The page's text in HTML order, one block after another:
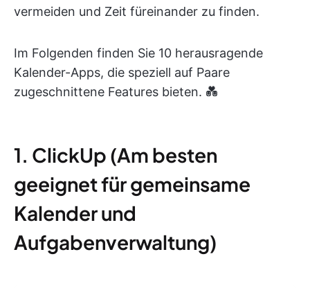
vermeiden und Zeit füreinander zu finden.
Im Folgenden finden Sie 10 herausragende
Kalender-Apps, die speziell auf Paare
zugeschnittene Features bieten. 💑
1. ClickUp (Am besten
geeignet für gemeinsame
Kalender und
Aufgabenverwaltung)